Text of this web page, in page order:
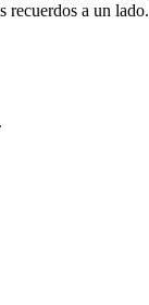
recuerdos a un lado.